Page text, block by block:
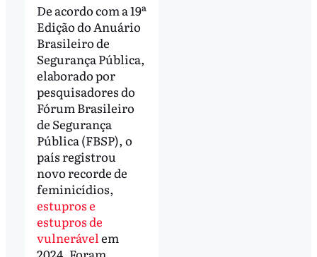
De acordo com a 19ª
Edição do Anuário
Brasileiro de
Segurança Pública,
elaborado por
pesquisadores do
Fórum Brasileiro
de Segurança
Pública (FBSP), o
país registrou
novo recorde de
feminicídios,
estupros e
estupros de
vulnerável em